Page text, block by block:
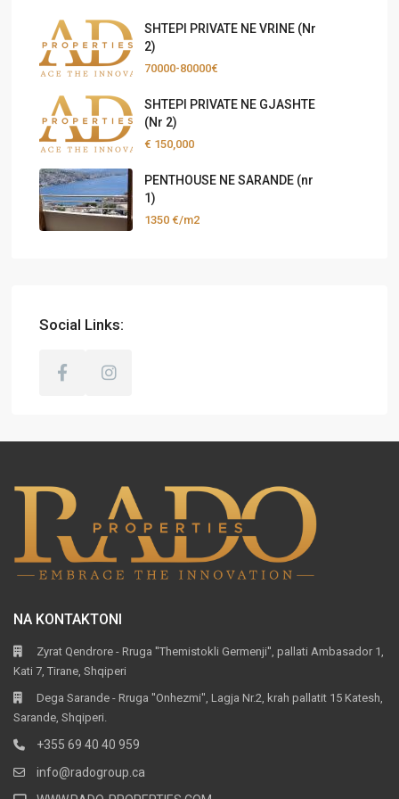
SHTEPI PRIVATE NE VRINE (Nr
2)
70000-80000€
SHTEPI PRIVATE NE GJASHTE
(Nr 2)
€ 150,000
PENTHOUSE NE SARANDE (nr
1)
1350 €/m2
Social Links:
NA KONTAKTONI
Zyrat Qendrore - Rruga ''Themistokli Germenji'', pallati Ambasador 1,
Kati 7, Tirane, Shqiperi
Dega Sarande - Rruga ''Onhezmi'', Lagja Nr.2, krah pallatit 15 Katesh,
Sarande, Shqiperi.
+355 69 40 40 959
info@radogroup.ca